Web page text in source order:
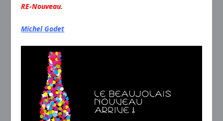
RE-Nouveau.
Michel Godet